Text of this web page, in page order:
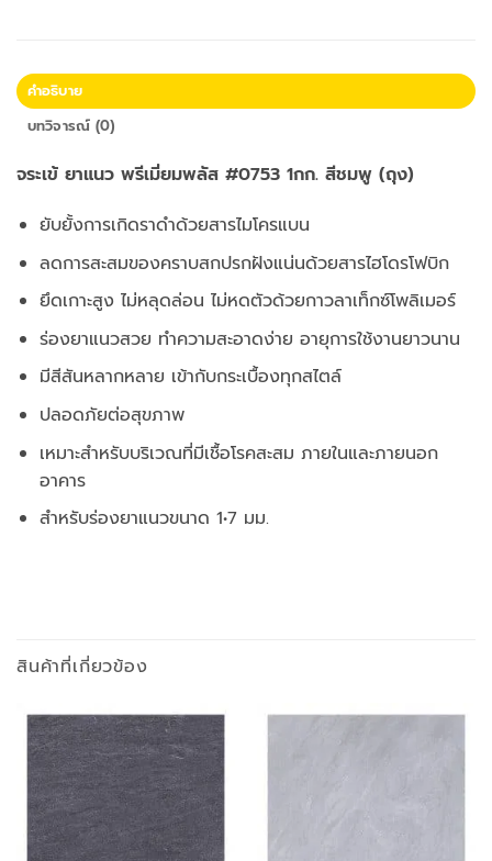
คำอธิบาย
บทวิจารณ์ (0)
จระเข้ ยาแนว พรีเมี่ยมพลัส #0753 1กก. สีชมพู (ถุง)
ยับยั้งการเกิดราดำด้วยสารไมโครแบน
ลดการสะสมของคราบสกปรกฝังแน่นด้วยสารไฮโดรโฟบิก
ยึดเกาะสูง ไม่หลุดล่อน ไม่หดตัวด้วยกาวลาเท็กซ์โพลิเมอร์
ร่องยาแนวสวย ทำความสะอาดง่าย อายุการใช้งานยาวนาน
มีสีสันหลากหลาย เข้ากับกระเบื้องทุกสไตล์
ปลอดภัยต่อสุขภาพ
เหมาะสำหรับบริเวณที่มีเชื้อโรคสะสม ภายในและภายนอก
อาคาร
สำหรับร่องยาแนวขนาด 1•7 มม.
สินค้าที่เกี่ยวข้อง